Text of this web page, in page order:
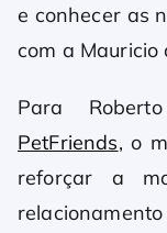
e conhecer as
com a Mauricio
Para
PetFriends, o
reforçar a